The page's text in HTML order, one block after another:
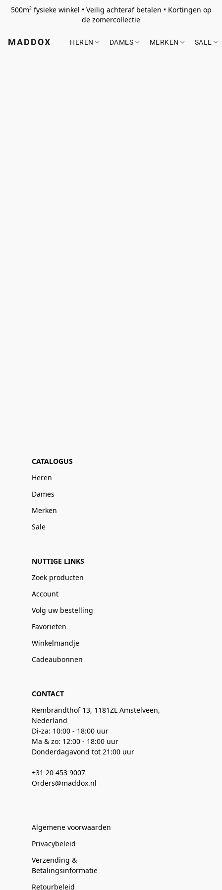
500m² fysieke winkel • Veilig achteraf betalen • Kortingen op
de zomercollectie
MADDOX HEREN DAMES MERKEN SALE
CATALOGUS
Heren
Dames
Merken
Sale
NUTTIGE LINKS
Zoek producten
Account
Volg uw bestelling
Favorieten
Winkelmandje
Cadeaubonnen
CONTACT
Rembrandthof 13, 1181ZL Amstelveen,
Nederland
Di-za: 10:00 - 18:00 uur
Ma & zo: 12:00 - 18:00 uur
Donderdagavond tot 21:00 uur
+31 20 453 9007
Orders@maddox.nl
Algemene voorwaarden
Privacybeleid
Verzending &
Betalingsinformatie
Retourbeleid